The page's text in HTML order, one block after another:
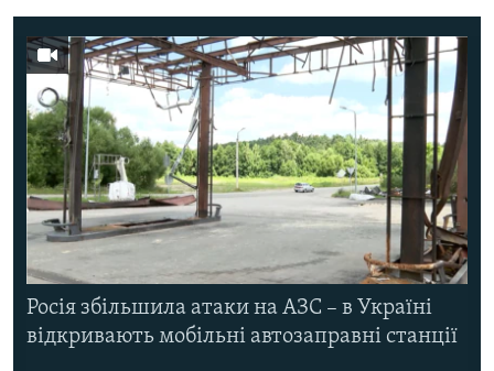
Росія збільшила атаки на АЗС – в Україні
відкривають мобільні автозаправні станції